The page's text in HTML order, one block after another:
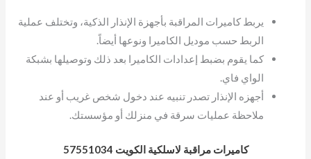
يربط كاميرات المراقبة بأجهزة الإنذار الذكية، وتختلف عملية
الربط حسب موديل الكاميرا ونوعها أيضاً.
كما يقوم بضبط إعدادات الكاميرا بعد ذلك وتوصيلها بشبكة
الواي فاي.
أجهزه الإنذار تصدر تنبيه عند دخول شخص غريب أو عند
ملاحظة عمليات سرقة في منزلك أو مؤسستك.
كاميرات مراقبة لاسلكية الكويت 57551034